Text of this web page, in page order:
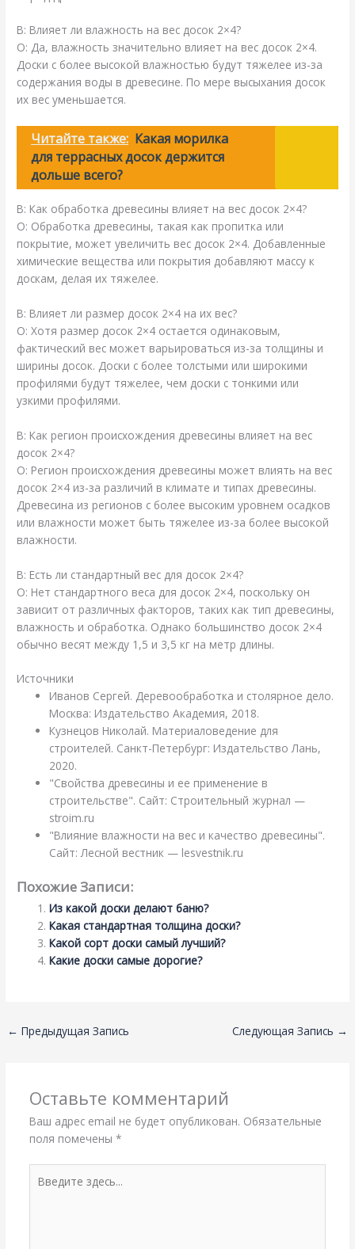
В: Влияет ли влажность на вес досок 2×4?
О: Да, влажность значительно влияет на вес досок 2×4.
Доски с более высокой влажностью будут тяжелее из-за
содержания воды в древесине. По мере высыхания досок
их вес уменьшается.
Читайте также: Какая морилка
для террасных досок держится
дольше всего?
В: Как обработка древесины влияет на вес досок 2×4?
О: Обработка древесины, такая как пропитка или
покрытие, может увеличить вес досок 2×4. Добавленные
химические вещества или покрытия добавляют массу к
доскам, делая их тяжелее.
В: Влияет ли размер досок 2×4 на их вес?
О: Хотя размер досок 2×4 остается одинаковым,
фактический вес может варьироваться из-за толщины и
ширины досок. Доски с более толстыми или широкими
профилями будут тяжелее, чем доски с тонкими или
узкими профилями.
В: Как регион происхождения древесины влияет на вес
досок 2×4?
О: Регион происхождения древесины может влиять на вес
досок 2×4 из-за различий в климате и типах древесины.
Древесина из регионов с более высоким уровнем осадков
или влажности может быть тяжелее из-за более высокой
влажности.
В: Есть ли стандартный вес для досок 2×4?
О: Нет стандартного веса для досок 2×4, поскольку он
зависит от различных факторов, таких как тип древесины,
влажность и обработка. Однако большинство досок 2×4
обычно весят между 1,5 и 3,5 кг на метр длины.
Источники
Иванов Сергей. Деревообработка и столярное дело.
Москва: Издательство Академия, 2018.
Кузнецов Николай. Материаловедение для
строителей. Санкт-Петербург: Издательство Лань,
2020.
"Свойства древесины и ее применение в
строительстве". Сайт: Строительный журнал —
stroim.ru
"Влияние влажности на вес и качество древесины".
Сайт: Лесной вестник — lesvestnik.ru
Похожие Записи:
Из какой доски делают баню?
Какая стандартная толщина доски?
Какой сорт доски самый лучший?
Какие доски самые дорогие?
← Предыдущая Запись Следующая Запись →
Оставьте комментарий
Ваш адрес email не будет опубликован. Обязательные
поля помечены *
здесь...